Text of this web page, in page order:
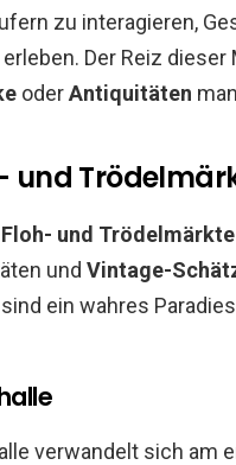
zu interagieren,
Der Reiz
oderAntiquitäten
und
Floh- und
und Vintage-
ein wahres
verwandelt sich